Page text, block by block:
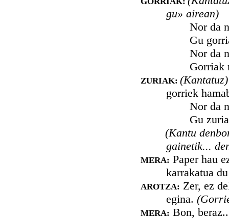
gu» airean)
Nor da
Gu gorriak,
Nor da
Gorriak
ZURIAK: (Kantatuz)
gorriek
Nor da
Gu zuriak,
(Kantu
gainetik...
MERA: Paper hau
karrakatua
AROTZA: Zer, ez
egina.
MERA: Bon,